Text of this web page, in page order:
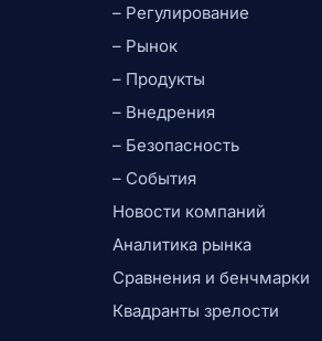
– Регулирование
– Рынок
– Продукты
– Внедрения
– Безопасность
– События
Новости компаний
Аналитика рынка
Сравнения и бенчмарки
Квадранты зрелости